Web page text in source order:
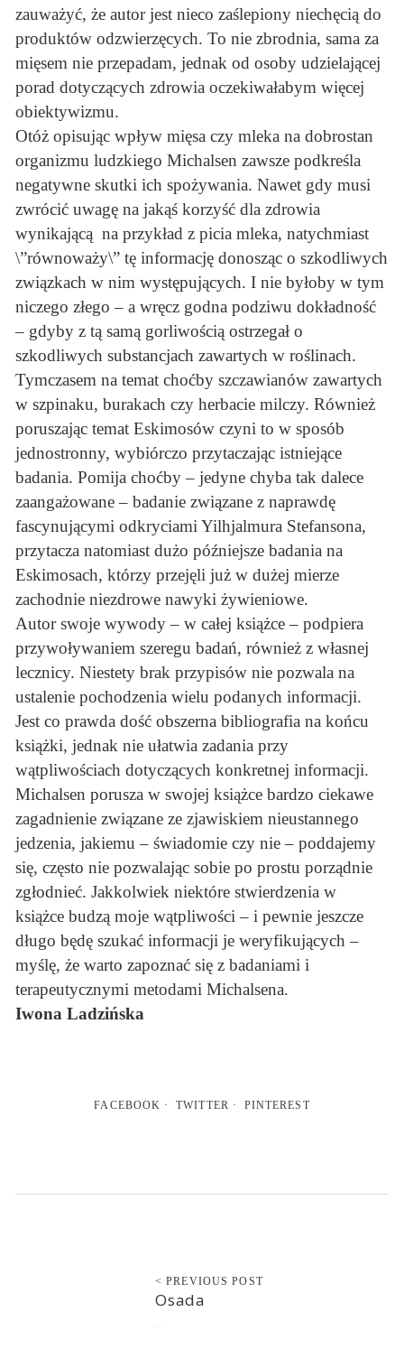
zauważyć, że autor jest nieco zaślepiony niechęcią do
produktów odzwierzęcych. To nie zbrodnia, sama za
mięsem nie przepadam, jednak od osoby udzielającej
porad dotyczących zdrowia oczekiwałabym więcej
obiektywizmu.
Otóż opisując wpływ mięsa czy mleka na dobrostan
organizmu ludzkiego Michalsen zawsze podkreśla
negatywne skutki ich spożywania. Nawet gdy musi
zwrócić uwagę na jakąś korzyść dla zdrowia
wynikającą na przykład z picia mleka, natychmiast
\”równoważy\” tę informację donosząc o szkodliwych
związkach w nim występujących. I nie byłoby w tym
niczego złego – a wręcz godna podziwu dokładność
– gdyby z tą samą gorliwością ostrzegał o
szkodliwych substancjach zawartych w roślinach.
Tymczasem na temat choćby szczawianów zawartych
w szpinaku, burakach czy herbacie milczy. Również
poruszając temat Eskimosów czyni to w sposób
jednostronny, wybiórczo przytaczając istniejące
badania. Pomija choćby – jedyne chyba tak dalece
zaangażowane – badanie związane z naprawdę
fascynującymi odkryciami Yilhjalmura Stefansona,
przytacza natomiast dużo późniejsze badania na
Eskimosach, którzy przejęli już w dużej mierze
zachodnie niezdrowe nawyki żywieniowe.
Autor swoje wywody – w całej książce – podpiera
przywoływaniem szeregu badań, również z własnej
lecznicy. Niestety brak przypisów nie pozwala na
ustalenie pochodzenia wielu podanych informacji.
Jest co prawda dość obszerna bibliografia na końcu
książki, jednak nie ułatwia zadania przy
wątpliwościach dotyczących konkretnej informacji.
Michalsen porusza w swojej książce bardzo ciekawe
zagadnienie związane ze zjawiskiem nieustannego
jedzenia, jakiemu – świadomie czy nie – poddajemy
się, często nie pozwalając sobie po prostu porządnie
zgłodnieć. Jakkolwiek niektóre stwierdzenia w
książce budzą moje wątpliwości – i pewnie jeszcze
długo będę szukać informacji je weryfikujących –
myślę, że warto zapoznać się z badaniami i
terapeutycznymi metodami Michalsena.
Iwona Ladzińska
FACEBOOK TWITTER PINTEREST
< PREVIOUS POST
Osada